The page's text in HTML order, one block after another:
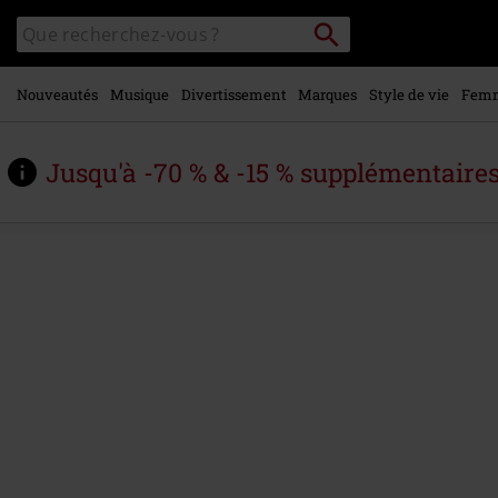
contenu
principal
Rechercher
sur
le
catalogue
Rechercher
Nouveautés Musique Divertissement Marques Style de vie
Jusqu'à -70 % & -15 %